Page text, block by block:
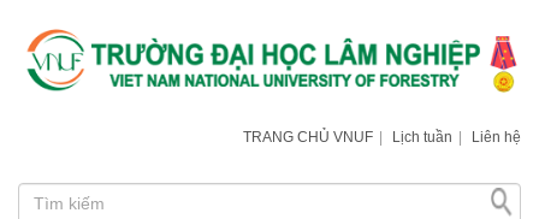
TRANG CHỦ VNUF | Lịch tuần | Liên hệ